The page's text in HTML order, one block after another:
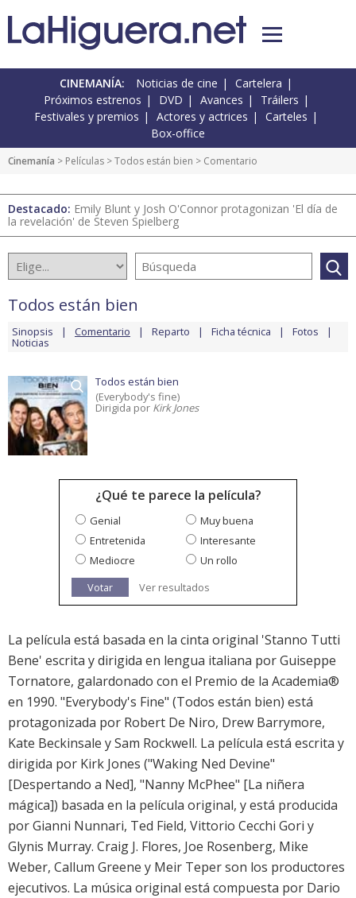
CINEMANÍA: Noticias de cine
Cartelera
Próximos estrenos
DVD Avances
Tráilers
Festivales y premios
Actores y actrices
Carteles
Box-office
Cinemanía > Películas >Todos están bien > Comentario
Destacado: Emily Blunt y Josh O'Connor protagonizan 'El día de
la revelación' de Steven Spielberg
Todos están bien
Sinopsis Comentario Reparto Ficha técnica Fotos
Noticias
Todos están bien
(Everybody's fine)
Dirigida por Kirk Jones
¿Qué te parece la película?
Genial
Muy buena
Entretenida
Interesante
Mediocre
Un rollo
Votar
Ver resultados
La película está basada en la cinta original 'Stanno Tutti
Bene' escrita y dirigida en lengua italiana por Guiseppe
Tornatore, galardonado con el Premio de la Academia®
en 1990. "Everybody's Fine" (Todos están bien) está
protagonizada por Robert De Niro, Drew Barrymore,
Kate Beckinsale y Sam Rockwell. La película está escrita y
dirigida por Kirk Jones ("Waking Ned Devine"
[Despertando a Ned], "Nanny McPhee" [La niñera
mágica]) basada en la película original, y está producida
por Gianni Nunnari, Ted Field, Vittorio Cecchi Gori y
Glynis Murray. Craig J. Flores, Joe Rosenberg, Mike
Weber, Callum Greene y Meir Teper son los productores
ejecutivos. La música original está compuesta por Dario